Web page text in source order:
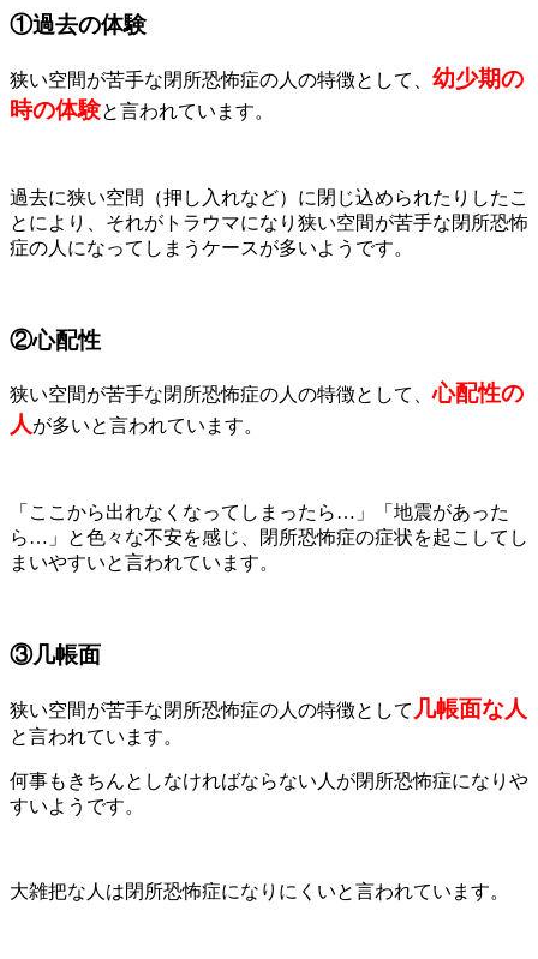
①過去の体験
狭い空間が苦手な閉所恐怖症の人の特徴として、 幼少期の
時の体験と言われています。
過去に狭い空間（押し入れなど）に閉じ込められたりしたこ
とにより、それがトラウマになり狭い空間が苦手な閉所恐怖
症の人になってしまうケースが多いようです。
②心配性
狭い空間が苦手な閉所恐怖症の人の特徴として、心配性の
人が多いと言われています。
「ここから出れなくなってしまったら…」「地震があった
ら…」と色々な不安を感じ、閉所恐怖症の症状を起こしてし
まいやすいと言われています。
③几帳面
狭い空間が苦手な閉所恐怖症の人の特徴として 几帳面な人
と言われています。
何事もきちんとしなければならない人が閉所恐怖症になりや
すいようです。
大雑把な人は閉所恐怖症になりにくいと言われています。